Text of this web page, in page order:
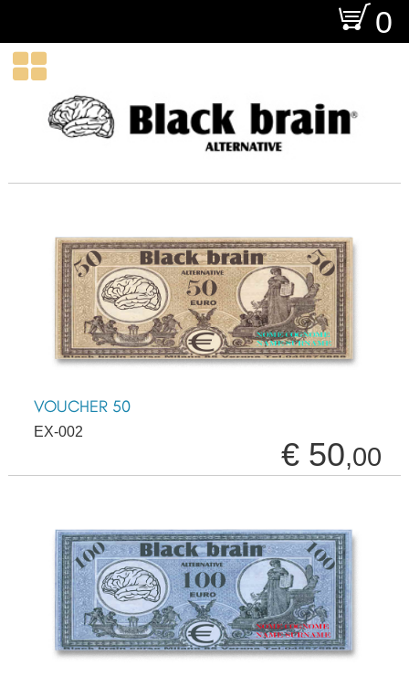
O 0

VOUCHER 50
EX-002
€ 50,00